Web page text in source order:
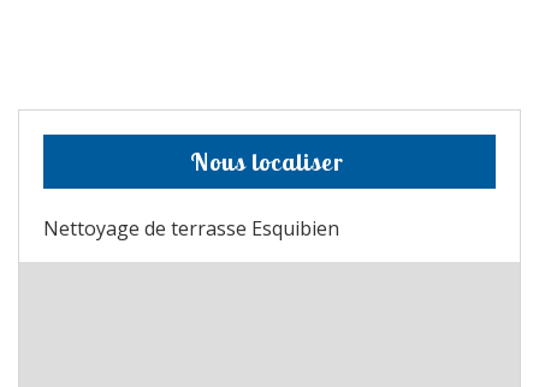
Nous localiser
Nettoyage de terrasse Esquibien